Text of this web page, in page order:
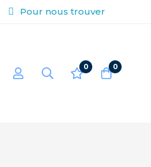
Pour nous trouver
0 0